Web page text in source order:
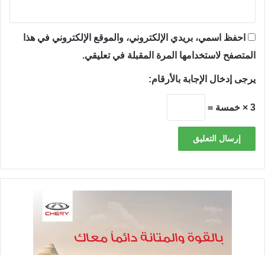
احفظ اسمي، بريدي الإلكتروني، والموقع الإلكتروني في هذا
المتصفح لاستخدامها المرة المقبلة في تعليقي.
يرجى إدخال الإجابة بالأرقام:
3 × خمسة =